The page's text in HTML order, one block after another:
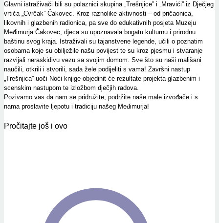
Glavni istraživači bili su polaznici skupina „Trešnjice” i „Mravići” iz Dječjeg
vrtića „Cvrčak” Čakovec. Kroz raznolike aktivnosti – od pričaonica,
likovnih i glazbenih radionica, pa sve do edukativnih posjeta Muzeju
Međimurja Čakovec, djeca su upoznavala bogatu kulturnu i prirodnu
baštinu svog kraja. Istraživali su tajanstvene legende, učili o poznatim
osobama koje su obilježile našu povijest te su kroz pjesmu i stvaranje
razvijali neraskidivu vezu sa svojim domom. Sve što su naši mališani
naučili, otkrili i stvorili, sada žele podijeliti s vama! Završni nastup
„Trešnjica” uoči Noći knjige objedinit će rezultate projekta glazbenim i
scenskim nastupom te izložbom dječjih radova.
Pozivamo vas da nam se pridružite, podržite naše male izvođače i s
nama proslavite ljepotu i tradiciju našeg Međimurja!
Pročitajte još i ovo